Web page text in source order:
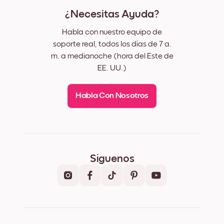
¿Necesitas Ayuda?
Habla con nuestro equipo de
soporte real, todos los días de 7 a.
m. a medianoche (hora del Este de
EE. UU.)
Habla Con Nosotros
Síguenos